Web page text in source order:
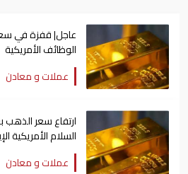
عاجل| قفزة في
الوظائف الأمريكية
عملات و معادن
ارتفاع سعر
السلام الأمريكية
عملات و معادن